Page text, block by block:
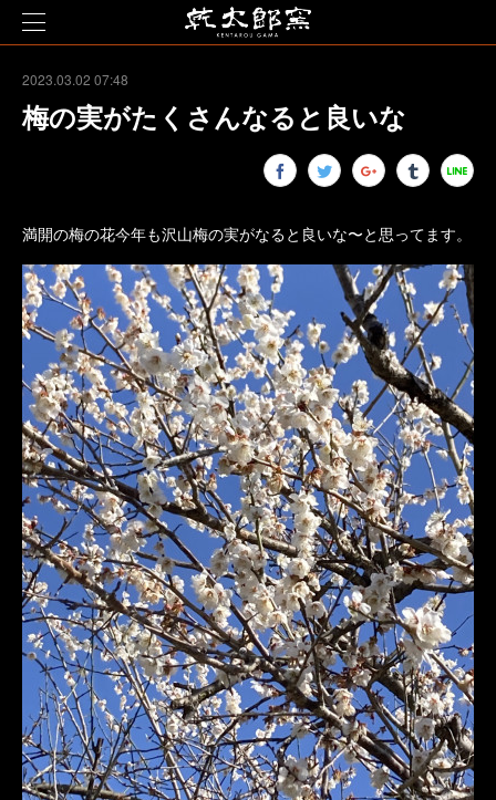
2023.03.02 07:48
梅の実がたくさんなると良いな
満開の梅の花今年も沢山梅の実がなると良いな〜と思ってます。